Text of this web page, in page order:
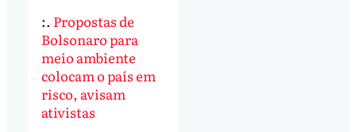
:. Propostas de
Bolsonaro para
meio ambiente
colocam o país em
risco, avisam
ativistas